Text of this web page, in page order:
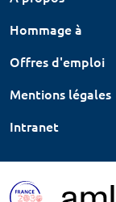
Hommage à
Offres d'emploi
Mentions légales
Intranet